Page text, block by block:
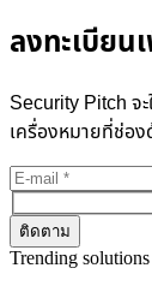
ลงทะเบียน
Security Pitch จ
เครื่องหมายที่ช่อ
Trending solutions